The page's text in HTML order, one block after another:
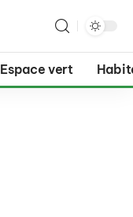
Espace vert